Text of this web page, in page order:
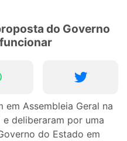
do Governo
em Assembleia Geral na
deliberaram por uma
do Estado em